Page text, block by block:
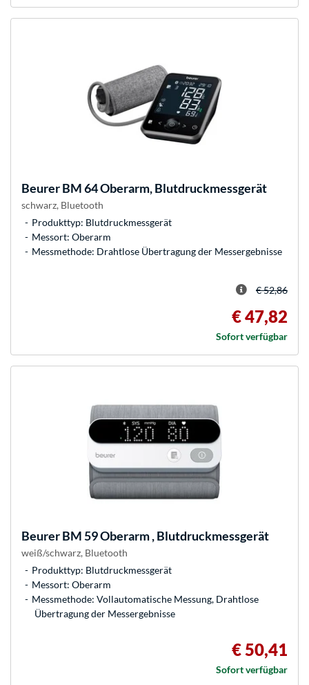
BeurerBM 64 Oberarm, Blutdruckmessgerät
schwarz, Bluetooth
Produkttyp: Blutdruckmessgerät
Messort: Oberarm
Messmethode: Drahtlose Übertragung der Messergebnisse
€ 52,86
€ 47,82
Sofort verfügbar
BeurerBM 59 Oberarm , Blutdruckmessgerät
weiß/schwarz, Bluetooth
Produkttyp: Blutdruckmessgerät
Messort: Oberarm
Messmethode: Vollautomatische Messung, Drahtlose
Übertragung der Messergebnisse
€ 50,41
Sofort verfügbar